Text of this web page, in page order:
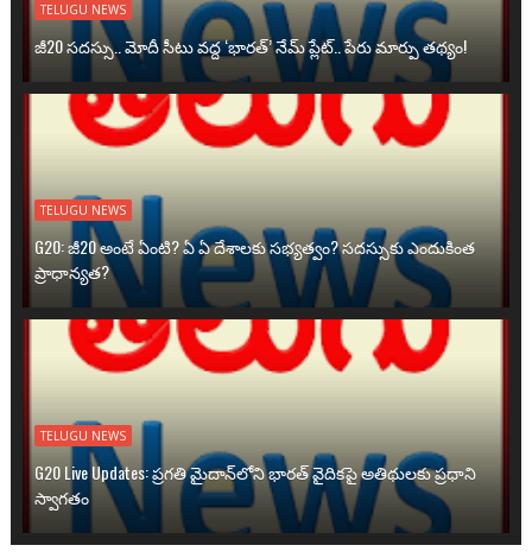
TELUGU NEWS
జీ20 సదస్సు.. మోదీ సీటు వద్ద ‘భారత్’ నేమ్ ప్లేట్‌.. పేరు మార్పు తథ్యం!
TELUGU NEWS
G20: జీ20 అంటే ఏంటి? ఏ ఏ దేశాలకు సభ్యత్వం? సదస్సుకు ఎందుకింత
ప్రాధాన్యత?
TELUGU NEWS
G20 Live Updates: ప్రగతి మైదాన్‌లోని భారత్ వైదికపై అతిథులకు ప్రధాని
స్వాగతం